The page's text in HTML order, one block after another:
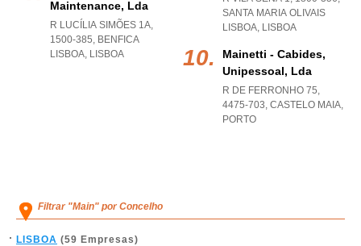
Maintenance, Lda
R LUCÍLIA SIMÕES 1A,
1500-385, BENFICA
LISBOA, LISBOA
SANTA MARIA OLIVAIS
LISBOA, LISBOA
Mainetti - Cabides,
Unipessoal, Lda
R DE FERRONHO 75,
4475-703, CASTELO MAIA,
PORTO
Filtrar "Main" por Concelho
LISBOA (59 Empresas)